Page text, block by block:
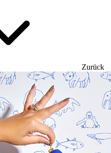
Zurück